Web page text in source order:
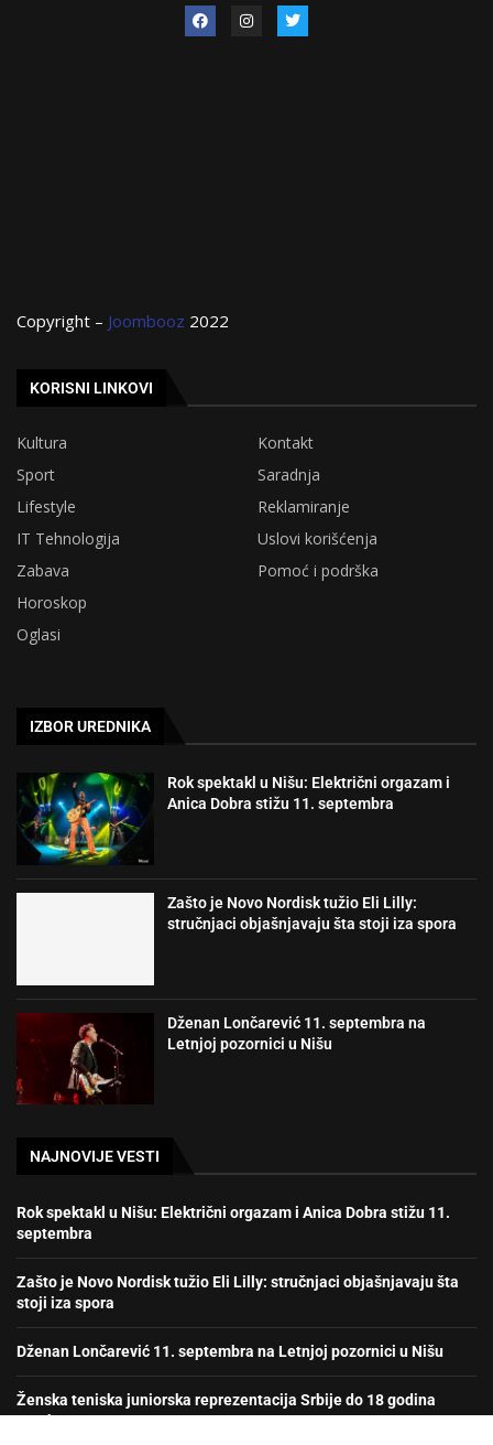
Copyright – Joombooz 2022
KORISNI LINKOVI
Kultura
Kontakt
Sport
Saradnja
Lifestyle
Reklamiranje
IT Tehnologija
Uslovi korišćenja
Zabava
Pomoć i podrška
Horoskop
Oglasi
IZBOR UREDNIKA
Rok spektakl u Nišu: Električni orgazam i
Anica Dobra stižu 11. septembra
Zašto je Novo Nordisk tužio Eli Lilly:
stručnjaci objašnjavaju šta stoji iza spora
Dženan Lončarević 11. septembra na
Letnjoj pozornici u Nišu
NAJNOVIJE VESTI
Rok spektakl u Nišu: Električni orgazam i Anica Dobra stižu 11.
septembra
Zašto je Novo Nordisk tužio Eli Lilly: stručnjaci objašnjavaju šta
stoji iza spora
Dženan Lončarević 11. septembra na Letnjoj pozornici u Nišu
Ženska teniska juniorska reprezentacija Srbije do 18 godina
prvak Evrope!